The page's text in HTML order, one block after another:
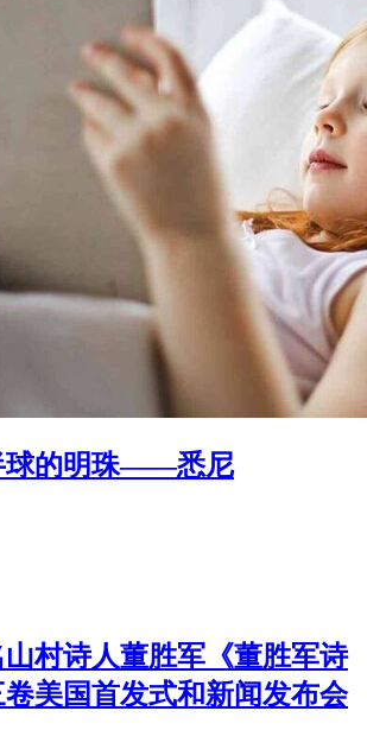
球的明珠——悉尼
村诗人董胜军《董胜军诗
美国首发式和新闻发布会